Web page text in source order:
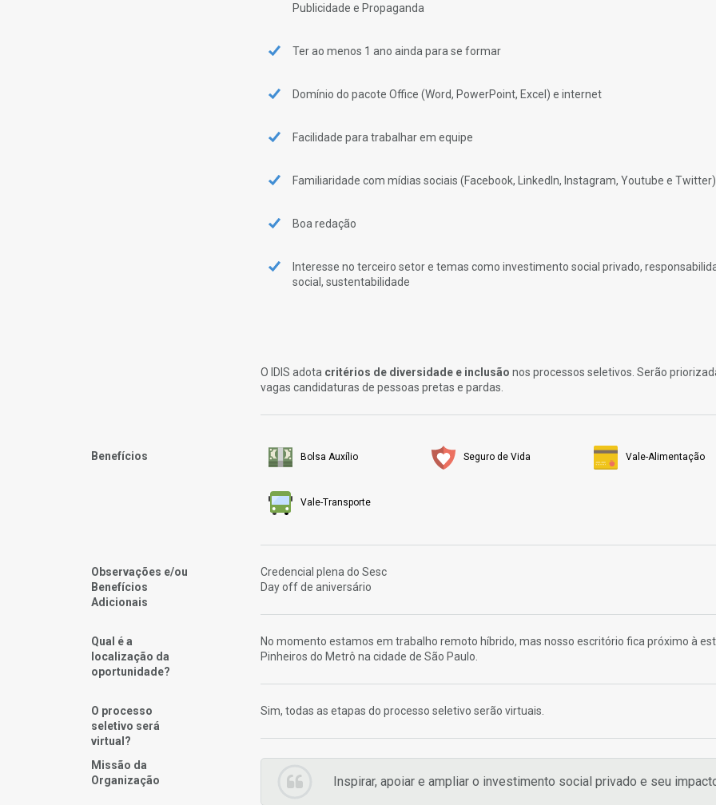
Publicidade e Propaganda
Ter ao menos 1 ano ainda para se formar
Domínio do pacote Office (Word, PowerPoint, Excel) e internet
Facilidade para trabalhar em equipe
Familiaridade com mídias sociais (Facebook, LinkedIn, Instagram, Youtube e Twitter)
Boa redação
Interesse no terceiro setor e temas como investimento social privado,
social, sustentabilidade
O IDIS adota critérios de diversidade e inclusão nos processos seletivos. Serão
vagas candidaturas de pessoas pretas e pardas.
Benefícios Bolsa Auxílio Seguro de Vida Vale-Alimentação
Vale-Transporte
Observações e/ou
Benefícios
Adicionais
Credencial plena do Sesc
Day off de aniversário
Qual é a
localização da
oportunidade?
No momento estamos em trabalho remoto híbrido, mas nosso escritório fica próximo à
Pinheiros do Metrô na cidade de São Paulo.
O processo
seletivo será
virtual?
Sim, todas as etapas do processo seletivo serão virtuais.
Missão da
Organização
Inspirar, apoiar e ampliar o investimento social privado e seu